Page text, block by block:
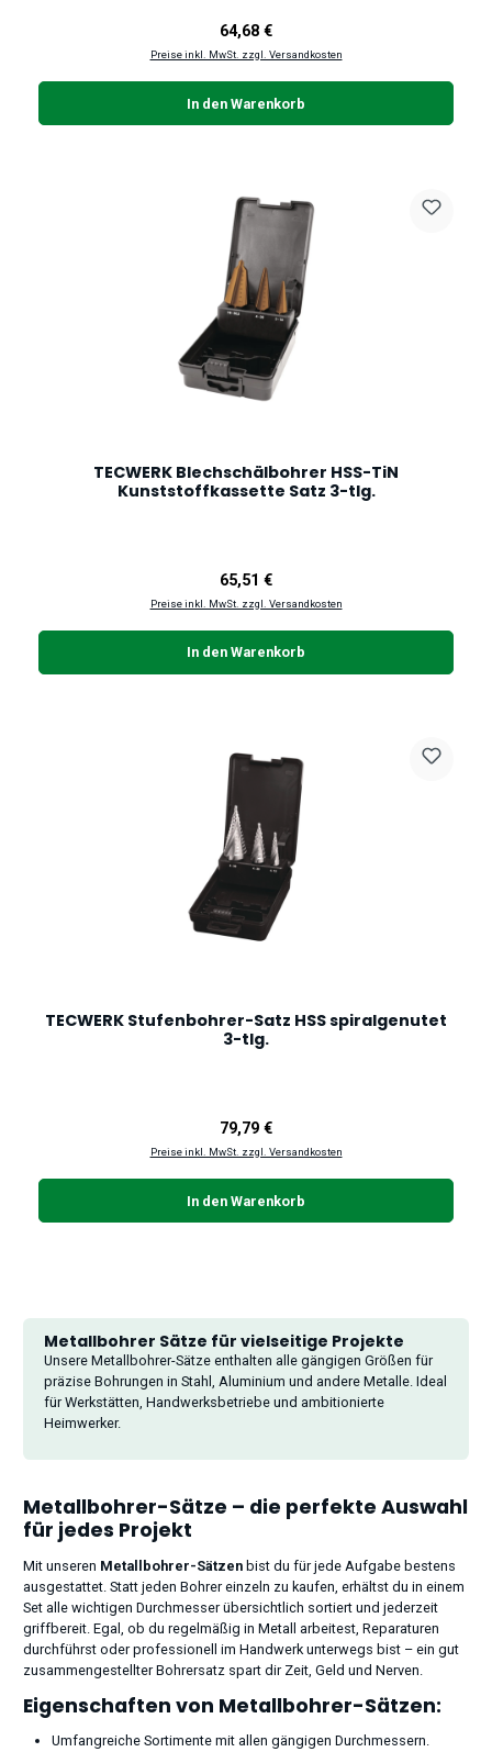
Regulärer Preis:
64,68 €
Preise inkl. MwSt. zzgl. Versandkosten
In den Warenkorb
TECWERK Blechschälbohrer HSS-TiN
Kunststoffkassette Satz 3-tlg.
Regulärer Preis:
65,51 €
Preise inkl. MwSt. zzgl. Versandkosten
In den Warenkorb
TECWERK Stufenbohrer-Satz HSS spiralgenutet
3-tlg.
Regulärer Preis:
79,79 €
Preise inkl. MwSt. zzgl. Versandkosten
In den Warenkorb
Metallbohrer Sätze für vielseitige Projekte
Unsere Metallbohrer-Sätze enthalten alle gängigen Größen für
präzise Bohrungen in Stahl, Aluminium und andere Metalle. Ideal
für Werkstätten, Handwerksbetriebe und ambitionierte
Heimwerker.
Metallbohrer-Sätze – die perfekte Auswahl
für jedes Projekt
Mit unseren Metallbohrer-Sätzen bist du für jede Aufgabe bestens
ausgestattet. Statt jeden Bohrer einzeln zu kaufen, erhältst du in einem
Set alle wichtigen Durchmesser übersichtlich sortiert und jederzeit
griffbereit. Egal, ob du regelmäßig in Metall arbeitest, Reparaturen
durchführst oder professionell im Handwerk unterwegs bist – ein gut
zusammengestellter Bohrersatz spart dir Zeit, Geld und Nerven.
Eigenschaften von Metallbohrer-Sätzen:
Umfangreiche Sortimente mit allen gängigen Durchmessern.